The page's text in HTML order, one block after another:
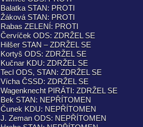
Balatka STAN: PROTI
Žáková STAN: PROTI
Rabas ZELENÍ: PROTI
Červíček ODS: ZDRŽEL SE
Hilšer STAN – ZDRŽEL SE
Kortyš ODS: ZDRŽEL SE
Kučnar KDU: ZDRŽEL SE
Tecl ODS, STAN: ZDRŽEL SE
Vícha ČSSD: ZDRŽEL SE
Wagenknecht PIRÁTI: ZDRŽEL SE
Bek STAN: NEPŘÍTOMEN
Čunek KDU: NEPŘÍTOMEN
J. Zeman ODS: NEPŘÍTOMEN